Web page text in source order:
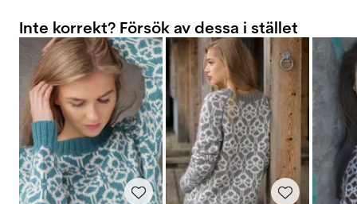
Inte korrekt? Försök av dessa i stället